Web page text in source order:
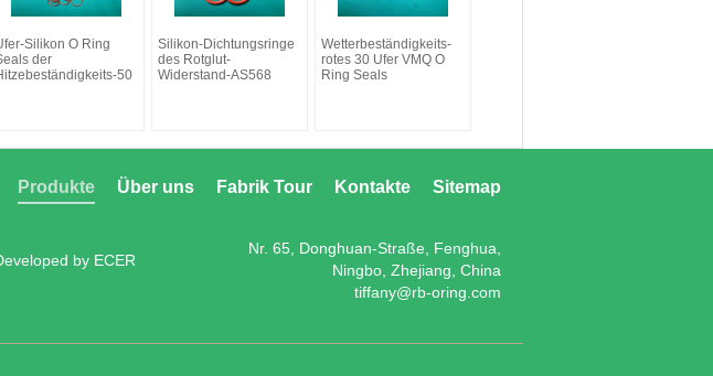
Silikon O Ring
der
50
Silikon-Dichtungsringe
des Rotglut-
Widerstand-AS568
Wetterbeständigkeits-
rotes 30 Ufer VMQ O
Ring Seals
Sitemap
Kontakte
Fabrik Tour
Über uns
Produkte
by ECER
Nr. 65, Donghuan-Straße, Fenghua,
Ningbo, Zhejiang, China
tiffany@rb-oring.com